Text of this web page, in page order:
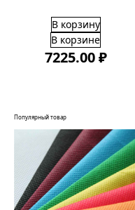
В корзину
В корзине
7225.00 ₽
Популярный товар